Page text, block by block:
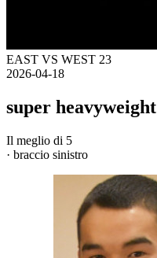
EAST VS WEST 23
2026-04-18
super heavyweight
Il meglio di 5
· braccio sinistro